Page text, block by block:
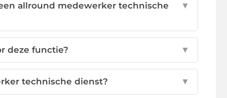
allround medewerker technische ▼
deze functie? ▼
technische dienst? ▼